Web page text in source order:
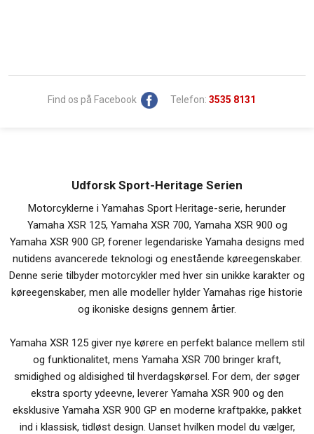
Find os på Facebook Telefon: 3535 8131
Udforsk Sport-Heritage Serien
Motorcyklerne i Yamahas Sport Heritage-serie, herunder
Yamaha XSR 125, Yamaha XSR 700, Yamaha XSR 900 og
Yamaha XSR 900 GP, forener legendariske Yamaha designs med
nutidens avancerede teknologi og enestående køreegenskaber.
Denne serie tilbyder motorcykler med hver sin unikke karakter og
køreegenskaber, men alle modeller hylder Yamahas rige historie
og ikoniske designs gennem årtier.
Yamaha XSR 125 giver nye kørere en perfekt balance mellem stil
og funktionalitet, mens Yamaha XSR 700 bringer kraft,
smidighed og aldisighed til hverdagskørsel. For dem, der søger
ekstra sporty ydeevne, leverer Yamaha XSR 900 og den
eksklusive Yamaha XSR 900 GP en moderne kraftpakke, pakket
ind i klassisk, tidløst design. Uanset hvilken model du vælger,